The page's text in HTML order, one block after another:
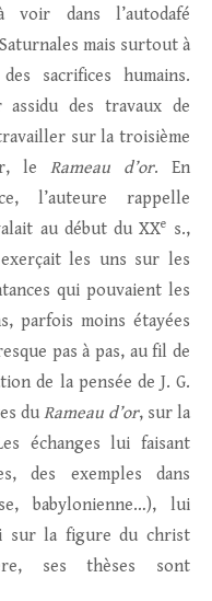
voir dans l’autodafé
mais surtout à
sacrifices humains.
des travaux de
sur la troisième
le Rameau d’or. En
l’auteure rappelle
au début du XXe
s.,
les uns sur les
qui pouvaient les
parfois moins étayées
pas à pas, au fil de
de la pensée de J. G.
du Rameau d’or, sur la
échanges lui faisant
des exemples dans
babylonienne…), lui
sur la figure du christ
ses thèses sont